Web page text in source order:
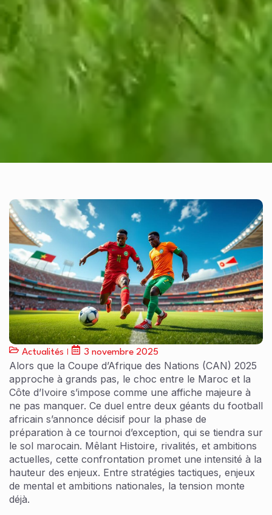
Actualités 3 novembre 2025
Alors que la Coupe d’Afrique des Nations (CAN) 2025
approche à grands pas, le choc entre le Maroc et la
Côte d’Ivoire s’impose comme une affiche majeure à
ne pas manquer. Ce duel entre deux géants du football
africain s’annonce décisif pour la phase de
préparation à ce tournoi d’exception, qui se tiendra sur
le sol marocain. Mêlant Histoire, rivalités, et ambitions
actuelles, cette confrontation promet une intensité à la
hauteur des enjeux. Entre stratégies tactiques, enjeux
de mental et ambitions nationales, la tension monte
déjà.